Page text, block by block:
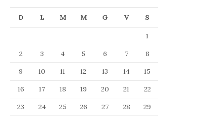
D L M M G V S
1
2
3 4 5 6 7
8
9
10 11 12 13 14
15
16
17 18 19 20 21
22
23
24 25 26 27 28
29